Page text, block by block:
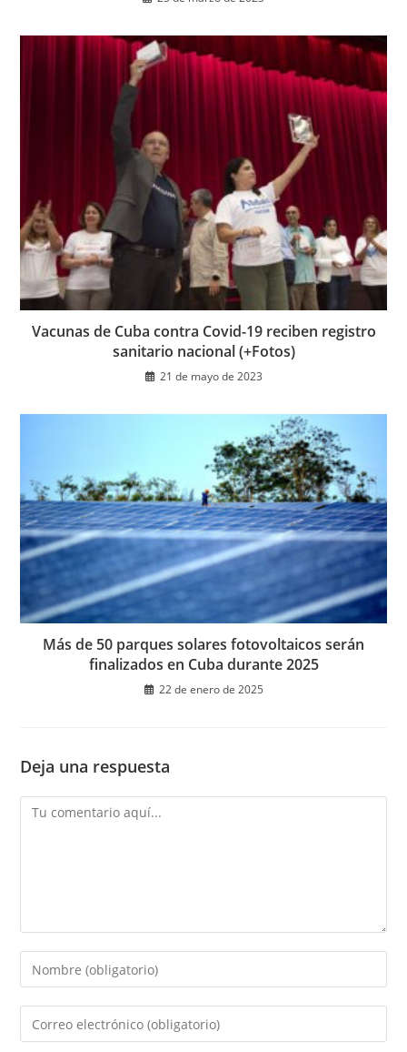
Vacunas de Cuba contra Covid-19 reciben registro
sanitario nacional (+Fotos)
21 de mayo de 2023
Más de 50 parques solares fotovoltaicos serán
finalizados en Cuba durante 2025
22 de enero de 2025
Deja una respuesta
Comentario
Introduce
tu
nombre
Introduce
tu